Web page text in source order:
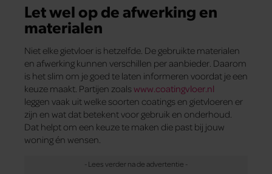
Let wel op de afwerking en
materialen
Niet elke gietvloer is hetzelfde. De gebruikte materialen
en afwerking kunnen verschillen per aanbieder. Daarom
is het slim om je goed te laten informeren voordat je een
keuze maakt. Partijen zoals www.coatingvloer.nl
leggen vaak uit welke soorten coatings en gietvloeren er
zijn en wat dat betekent voor gebruik en onderhoud.
Dat helpt om een keuze te maken die past bij jouw
woning én wensen.